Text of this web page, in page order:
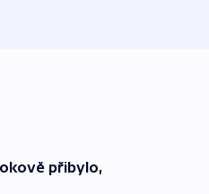
přibylo,